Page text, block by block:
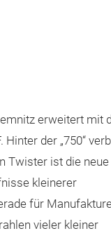
erweitert mit
der „750“
Twister ist die neue
kleinerer
für
vieler kleiner